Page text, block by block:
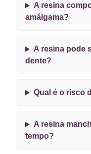
A resina
amálgama?
A resina pode
dente?
Qual é o risco
A resina
tempo?